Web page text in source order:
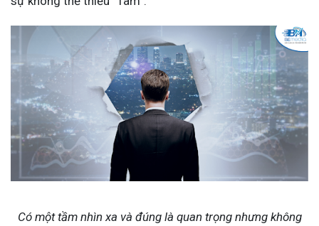
Có một tầm nhìn xa và đúng là quan trọng nhưng không